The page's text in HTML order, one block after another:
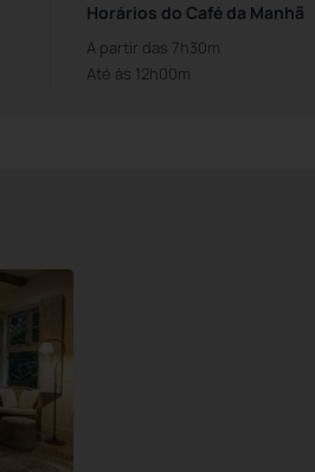
Horários do Café da Manhã
A partir das 7h30m
Até às 12h00m